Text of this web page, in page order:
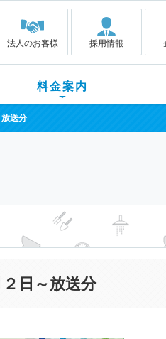
法人のお客様 採用情報
料金案内
送分
日～放送分